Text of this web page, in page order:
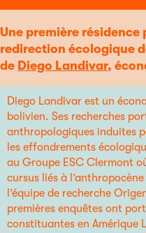
Une première
redirection écologique
de Diego Landivar,
Diego Landivar est un
bolivien. Ses recherches
anthropologiques induites
les effondrements
au Groupe ESC Clermont
cursus liés à
l’équipe de recherche
premières enquêtes ont
constituantes en Amérique